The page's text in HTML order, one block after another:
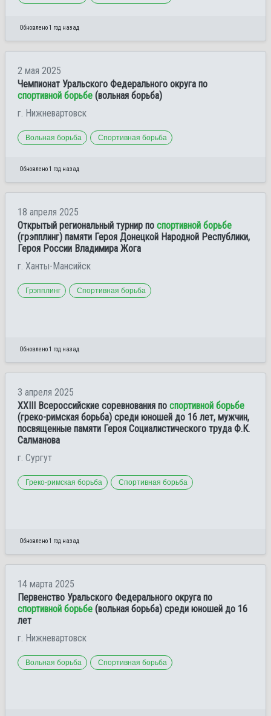
Обновлено 1 год назад
2 мая 2025
Чемпионат Уральского Федерального округа по
спортивной борьбе (вольная борьба)
г. Нижневартовск
Вольная борьба Спортивная борьба
Обновлено 1 год назад
18 апреля 2025
Открытый региональный турнир по спортивной борьбе
(грэпплинг) памяти Героя Донецкой Народной Республики,
Героя России Владимира Жога
г. Ханты-Мансийск
Грэпплинг Спортивная борьба
Обновлено 1 год назад
3 апреля 2025
XXIII Всероссийские соревнования по спортивной борьбе
(греко-римская борьба) среди юношей до 16 лет, мужчин,
посвященные памяти Героя Социалистического труда Ф.К.
Салманова
г. Сургут
Греко-римская борьба Спортивная борьба
Обновлено 1 год назад
14 марта 2025
Первенство Уральского Федерального округа по
спортивной борьбе (вольная борьба) среди юношей до 16
лет
г. Нижневартовск
Вольная борьба Спортивная борьба